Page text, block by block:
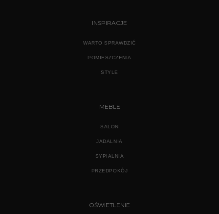
INSPIRACJE
WARTO SPRAWDZIĆ
POMIESZCZENIA
STYLE
MEBLE
SALON
JADALNIA
SYPIALNIA
PRZEDPOKÓJ
OŚWIETLENIE